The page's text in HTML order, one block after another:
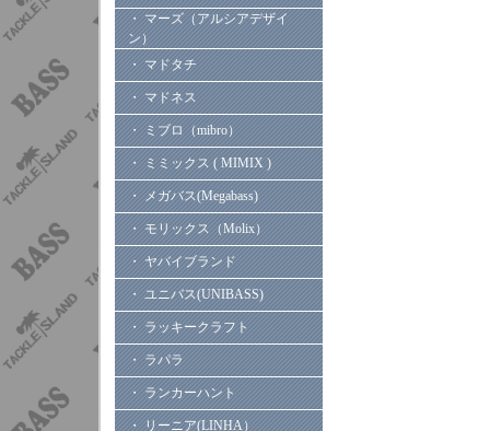
・ マーズ（アルシアデザイ
ン）
・ マドタチ
・ マドネス
・ ミブロ（mibro）
・ ミミックス ( MIMIX )
・ メガバス(Megabass)
・ モリックス（Molix）
・ ヤバイブランド
・ ユニバス(UNIBASS)
・ ラッキークラフト
・ ラパラ
・ ランカーハント
・ リーニア(LINHA）